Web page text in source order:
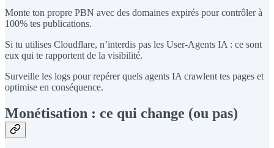
Monte ton propre PBN avec des domaines expirés pour contrôler à
100% tes publications.
Si tu utilises Cloudflare, n’interdis pas les User-Agents IA : ce sont
eux qui te rapportent de la visibilité.
Surveille les logs pour repérer quels agents IA crawlent tes pages et
optimise en conséquence.
Monétisation : ce qui change (ou pas)